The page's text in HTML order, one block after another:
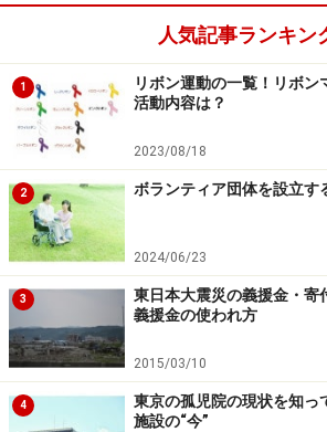
そして、その方から、ガイドもひと
共感した人が誰かに伝え、その人が
というように、１人ひとりがハチド
しずくを少しずつ落としながら、ハ
の話は徐々にその輪を広げ、文字通
っています。
なぜ今この話が静かなブームとなっ
か。次ページでは、その理由を考えて
※記事内容は執筆時点のものです。最新の内
い。
人気記事ランキン
1
リボン運動の一覧！リボン
活動内容は？
2023/08/18
2 ボランティア団体を設立す
2024/06/23
3
東日本大震災の義援金・寄
義援金の使われ方
2015/03/10
4
東京の孤児院の現状を知っ
施設の“今”